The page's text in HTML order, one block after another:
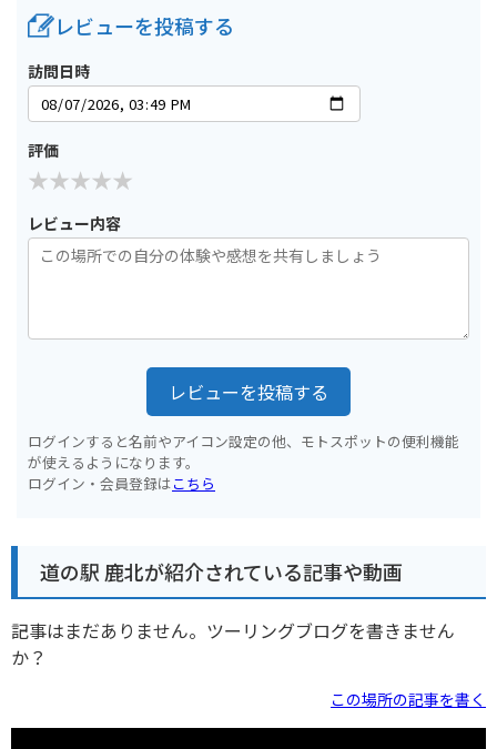
レビューを投稿する
訪問日時
評価
レビュー内容
レビューを投稿する
ログインすると名前やアイコン設定の他、モトスポットの便利機能
が使えるようになります。
ログイン・会員登録はこちら
道の駅 鹿北が紹介されている記事や動画
記事はまだありません。ツーリングブログを書きません
か？
この場所の記事を書く